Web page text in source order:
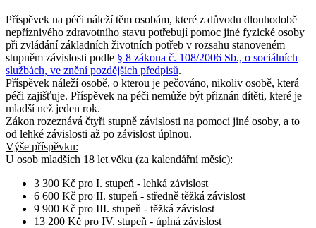
Příspěvek na péči náleží těm osobám, které z důvodu dlouhodobě
nepříznivého zdravotního stavu potřebují pomoc jiné fyzické osoby
při zvládání základních životních potřeb v rozsahu stanoveném
stupněm závislosti podle § 8 zákona č. 108/2006 Sb., o sociálních
službách, ve znění pozdějších předpisů.
Příspěvek náleží osobě, o kterou je pečováno, nikoliv osobě, která
péči zajišťuje. Příspěvek na péči nemůže být přiznán dítěti, které je
mladší než jeden rok.
Zákon rozeznává čtyři stupně závislosti na pomoci jiné osoby, a to
od lehké závislosti až po závislost úplnou.
Výše příspěvku:
U osob mladších 18 let věku (za kalendářní měsíc):
3 300 Kč pro I. stupeň - lehká závislost
6 600 Kč pro II. stupeň - středně těžká závislost
9 900 Kč pro III. stupeň - těžká závislost
13 200 Kč pro IV. stupeň - úplná závislost